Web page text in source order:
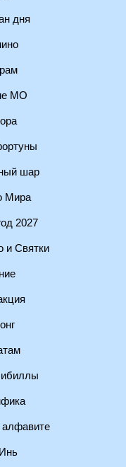
дня
МО
шар
Мира
2027
и Святки
алфавите